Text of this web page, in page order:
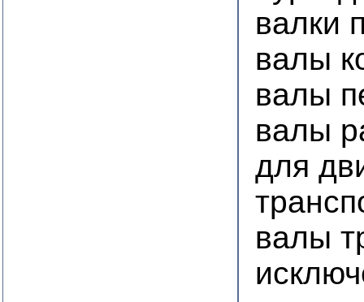
валки
валы
валы
валы
для
валы